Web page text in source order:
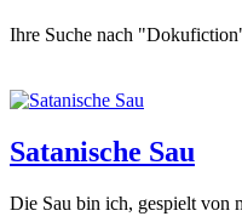
Ihre Suche nach
Satanische Sau
Die Sau bin ich, gespielt von